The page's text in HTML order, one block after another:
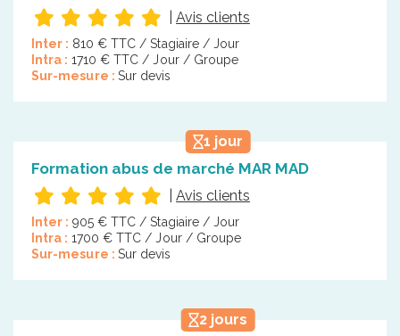
Avis clients
Inter : 810 € TTC / Stagiaire / Jour
Intra : 1710 € TTC / Jour / Groupe
Sur-mesure : Sur devis
1 jour
Formation abus de marché MAR MAD
Avis clients
Inter : 905 € TTC / Stagiaire / Jour
Intra : 1700 € TTC / Jour / Groupe
Sur-mesure : Sur devis
2 jours